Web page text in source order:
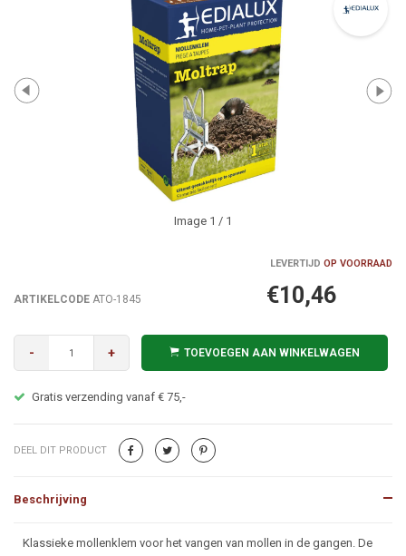
Image 1 / 1
LEVERTIJD OP VOORRAAD
ARTIKELCODE ATO-1845 €10,46
- + TOEVOEGEN AAN WINKELWAGEN
Gratis verzending vanaf € 75,-
DEEL DIT PRODUCT
Beschrijving
Beschrijving
Klassieke mollenklem voor het vangen van mollen in de gangen. De